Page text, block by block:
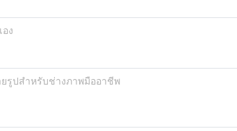
ง
รูปสำหรับช่างภาพมืออาชีพ